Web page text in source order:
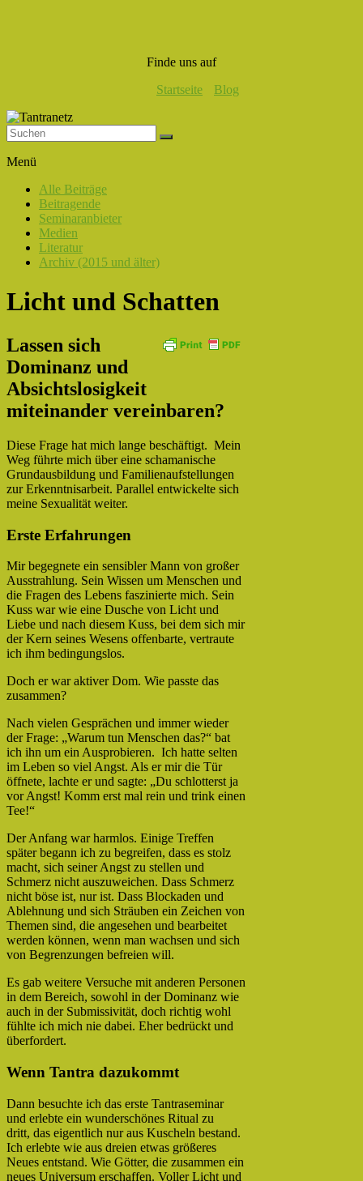
Finde uns auf
Startseite
Blog
Liebe,
Eros
Tantra
Menü
Alle Beiträge
Beitragende
Seminaranbieter
Medien
Literatur
Archiv (2015 und älter)
Licht und Schatten
Lassen sich
Dominanz und
Absichtslosigkeit
miteinander vereinbaren?
Diese Frage hat mich lange beschäftigt. Mein
Weg führte mich über eine schamanische
Grundausbildung und Familienaufstellungen
zur Erkenntnisarbeit. Parallel entwickelte sich
meine Sexualität weiter.
Erste Erfahrungen
Mir begegnete ein sensibler Mann von großer
Ausstrahlung. Sein Wissen um Menschen und
die Fragen des Lebens faszinierte mich. Sein
Kuss war wie eine Dusche von Licht und
Liebe und nach diesem Kuss, bei dem sich mir
der Kern seines Wesens offenbarte, vertraute
ich ihm bedingungslos.
Doch er war aktiver Dom. Wie passte das
zusammen?
Nach vielen Gesprächen und immer wieder
der Frage: „Warum tun Menschen das?“ bat
ich ihn um ein Ausprobieren. Ich hatte selten
im Leben so viel Angst. Als er mir die Tür
öffnete, lachte er und sagte: „Du schlotterst ja
vor Angst! Komm erst mal rein und trink einen
Tee!“
Der Anfang war harmlos. Einige Treffen
später begann ich zu begreifen, dass es stolz
macht, sich seiner Angst zu stellen und
Schmerz nicht auszuweichen. Dass Schmerz
nicht böse ist, nur ist. Dass Blockaden und
Ablehnung und sich Sträuben ein Zeichen von
Themen sind, die angesehen und bearbeitet
werden können, wenn man wachsen und sich
von Begrenzungen befreien will.
Es gab weitere Versuche mit anderen Personen
in dem Bereich, sowohl in der Dominanz wie
auch in der Submissivität, doch richtig wohl
fühlte ich mich nie dabei. Eher bedrückt und
überfordert.
Wenn Tantra dazukommt
Dann besuchte ich das erste Tantraseminar
und erlebte ein wunderschönes Ritual zu
dritt, das eigentlich nur aus Kuscheln bestand.
Ich erlebte wie aus dreien etwas größeres
Neues entstand. Wie Götter, die zusammen ein
neues Universum erschaffen. Voller Licht und